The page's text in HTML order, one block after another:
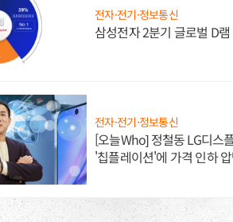
전자·전기·정보통신
삼성전자 2분기 글로벌 D
전자·전기·정보통신
[오늘Who] 정철동 LG디스
'칩플레이션'에 가격 인하